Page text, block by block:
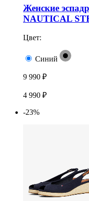
Женские
NAUTICAL
Цвет:
Синий
9 990 ₽
4 990 ₽
-23%